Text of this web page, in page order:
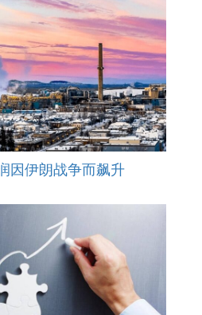
因伊朗战争而飙升